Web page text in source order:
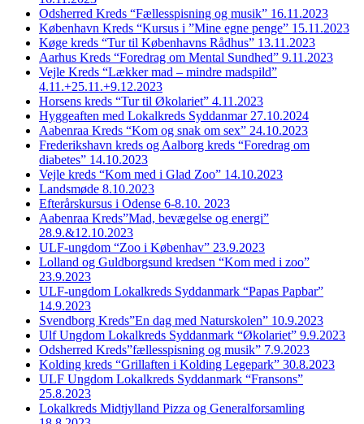
Odsherred Kreds “Fællesspisning og musik” 16.11.2023
København Kreds “Kursus i ”Mine egne penge” 15.11.2023
Køge kreds “Tur til Københavns Rådhus” 13.11.2023
Aarhus Kreds “Foredrag om Mental Sundhed” 9.11.2023
Vejle Kreds “Lækker mad – mindre madspild”
4.11.+25.11.+9.12.2023
Horsens kreds “Tur til Økolariet” 4.11.2023
Hyggeaften med Lokalkreds Syddanmar 27.10.2024
Aabenraa Kreds “Kom og snak om sex” 24.10.2023
Frederikshavn kreds og Aalborg kreds “Foredrag om
diabetes” 14.10.2023
Vejle kreds “Kom med i Glad Zoo” 14.10.2023
Landsmøde 8.10.2023
Efterårskursus i Odense 6-8.10. 2023
Aabenraa Kreds”Mad, bevægelse og energi”
28.9.&12.10.2023
ULF-ungdom “Zoo i Københav” 23.9.2023
Lolland og Guldborgsund kredsen “Kom med i zoo”
23.9.2023
ULF-ungdom Lokalkreds Syddanmark “Papas Papbar”
14.9.2023
Svendborg Kreds”En dag med Naturskolen” 10.9.2023
Ulf Ungdom Lokalkreds Syddanmark “Økolariet” 9.9.2023
Odsherred Kreds”fællesspisning og musik” 7.9.2023
Kolding kreds “Grillaften i Kolding Legepark” 30.8.2023
ULF Ungdom Lokalkreds Syddanmark “Fransons”
25.8.2023
Lokalkreds Midtjylland Pizza og Generalforsamling